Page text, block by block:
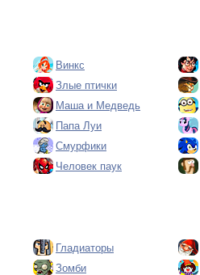
Винкс
Злые птички
Маша и Медведь
Папа Луи
Смурфики
Человек паук
Гладиаторы
Зомби